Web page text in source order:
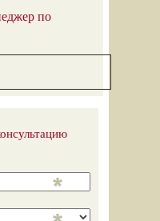
по